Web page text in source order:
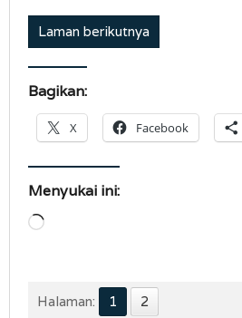
Laman berikutnya
Bagikan:
X Facebook
Menyukai ini:
Memuat...
Halaman: 1 2